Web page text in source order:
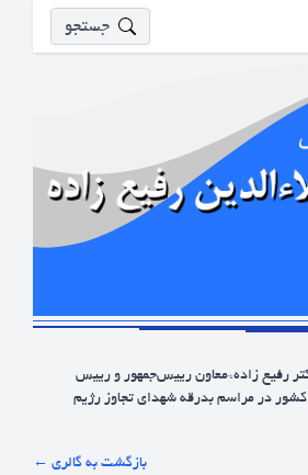
جستجو
رفیع زاده*معاون رییس‌جمهور و رییس
در مراسم بدرقه شهدای تجاوز رژیم
← بازگشت به گالری